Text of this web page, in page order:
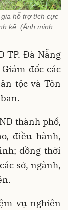
hỗ trợ tích cực
kế. (Ảnh minh
TP. Đà Nẵng
đốc các
tộc và Tôn
thành phố,
điều hành,
đồng thời
sở, ngành,
vụ nghiên